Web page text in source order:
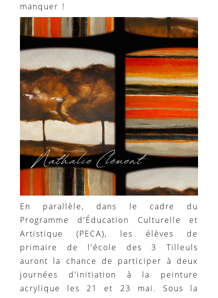
manquer !
En parallèle, dans le cadre du
Programme d'Éducation Culturelle et
Artistique (PECA), les élèves de
primaire de l'école des 3 Tilleuls
auront la chance de participer à deux
journées d'initiation à la peinture
acrylique les 21 et 23 mai. Sous la